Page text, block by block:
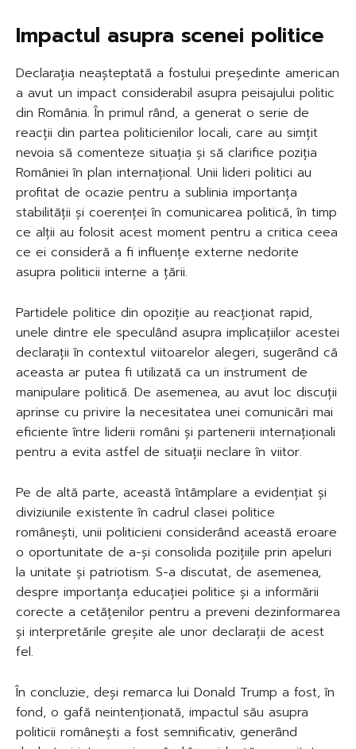
Impactul asupra scenei politice
Declarația neașteptată a fostului președinte american
a avut un impact considerabil asupra peisajului politic
din România. În primul rând, a generat o serie de
reacții din partea politicienilor locali, care au simțit
nevoia să comenteze situația și să clarifice poziția
României în plan internațional. Unii lideri politici au
profitat de ocazie pentru a sublinia importanța
stabilității și coerenței în comunicarea politică, în timp
ce alții au folosit acest moment pentru a critica ceea
ce ei consideră a fi influențe externe nedorite
asupra politicii interne a țării.
Partidele politice din opoziție au reacționat rapid,
unele dintre ele speculând asupra implicațiilor acestei
declarații în contextul viitoarelor alegeri, sugerând că
aceasta ar putea fi utilizată ca un instrument de
manipulare politică. De asemenea, au avut loc discuții
aprinse cu privire la necesitatea unei comunicări mai
eficiente între liderii români și partenerii internaționali
pentru a evita astfel de situații neclare în viitor.
Pe de altă parte, această întâmplare a evidențiat și
diviziunile existente în cadrul clasei politice
românești, unii politicieni considerând această eroare
o oportunitate de a-și consolida pozițiile prin apeluri
la unitate și patriotism. S-a discutat, de asemenea,
despre importanța educației politice și a informării
corecte a cetățenilor pentru a preveni dezinformarea
și interpretările greșite ale unor declarații de acest
fel.
În concluzie, deși remarca lui Donald Trump a fost, în
fond, o gafă neintenționată, impactul său asupra
politicii românești a fost semnificativ, generând